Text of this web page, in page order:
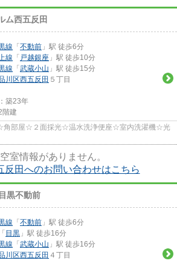
ム西五反田
線 「 不動前 」駅 徒歩6分
線 「 戸越銀座 」駅 徒歩10分
線 「 武蔵小山 」駅 徒歩15分
川区西五反田 ５丁目
築23年
階建
部屋☆２面採光☆温水洗浄便座☆室内洗濯機☆光
室情報がありません。
反田へのお問い合わせはこちら
黒不動前
線 「 不動前 」駅 徒歩6分
「 目黒 」駅 徒歩16分
線 「 武蔵小山 」駅 徒歩16分
川区西五反田 ４丁目